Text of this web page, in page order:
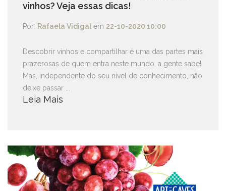
vinhos? Veja essas dicas!
Por: Rafaela Vidigal em 22-10-2020 10:00
Descobrir vinhos e compartilhar é uma das partes mais
prazerosas de quem entra neste mundo, a gente sabe!
Mas, independente do seu nível de conhecimento, não
deixe passar ...
Leia Mais